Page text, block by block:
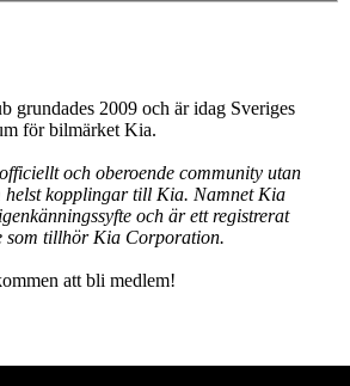
grundades 2009 och är idag Sveriges
för bilmärket Kia.
och oberoende community utan
helst kopplingar till Kia. Namnet Kia
och är ett registrerat
som tillhör Kia Corporation.
att bli medlem!